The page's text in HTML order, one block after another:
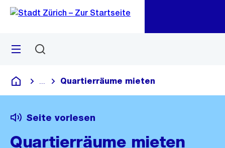
Navigation
Sprunglink
Menü
Deutsch
Blende alle Breadcrumbs ein
Quartierräume mieten
Seite vorlesen
Quartierräume mieten